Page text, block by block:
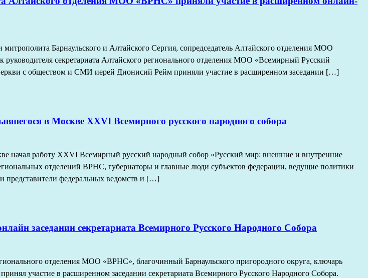
Барнаульского и Алтайского Сергия, сопредседатель Алтайского отделения МОО
секретариата Алтайского регионального отделения МОО «Всемирный Русский
с обществом и СМИ иерей Дионисий Рейм приняли участие в расширенном заседании […]
в Москве XXVI Всемирного русского народного собора
начал работу XXVI Всемирный русский народный собор «Русский мир: внешние и внутренние
отделений ВРНС, губернаторы и главные люди субъектов федерации, ведущие политики
представители федеральных ведомств и […]
заседании секретариата Всемирного Русского Народного Собора
отделения МОО «ВРНС», благочинный Барнаульского пригородного округа, ключарь
участие в расширенном заседании секретариата Всемирного Русского Народного Собора.